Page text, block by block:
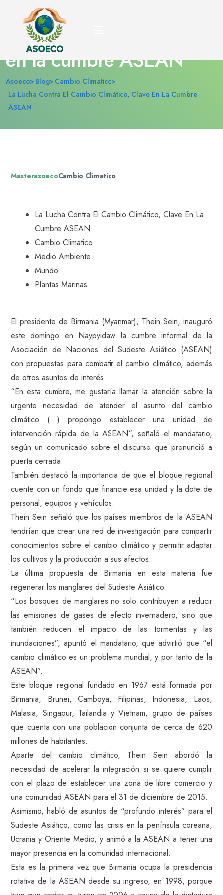
La lucha contra el
cambio climático, clave
en la cumbre ASEAN
Asoeco Blog Cambio Climatico
La Lucha Contra El Cambio Climático, Clave En La Cumbre
ASEAN
MasterasoecoCambio Climatico
La Lucha Contra El Cambio Climático, Clave En La
Cumbre ASEAN
Cambio Climatico
Medio Ambiente
Mundo
Plantas Marinas
El presidente de Birmania (Myanmar), Thein Sein, inauguró
este domingo en Naypyidaw la cumbre informal de la
Asociación de Naciones del Sudeste Asiático (ASEAN)
con propuestas para combatir el cambio climático, además
de otros asuntos de interés.
“En esta cumbre, me gustaría llamar la atención sobre la
urgente necesidad de atender el asunto del cambio
climático (…) propongo establecer una unidad de
intervención rápida de la ASEAN“, señaló el mandatario,
según un comunicado sobre el discurso que pronunció a
puerta cerrada.
También destacó la importancia de que el bloque regional
cuente con un fondo que financie esa unidad y la dote de
personal, equipos y vehículos.
Thein Sein señaló que los países miembros de la ASEAN
tendrían que crear una red de investigación para compartir
conocimientos sobre el cambio climático y permitir adaptar
los cultivos y la producción a sus afectos.
La última propuesta de Birmania en esta materia fue
regenerar los manglares del Sudeste Asiático.
“Los bosques de manglares no solo contribuyen a reducir
las emisiones de gases de efecto invernadero, sino que
también reducen el impacto de las tormentas y las
inundaciones”, apuntó el mandatario, que advirtió que “el
cambio climático es un problema mundial, y por tanto de la
ASEAN”.
Este bloque regional fundado en 1967 está formada por
Birmania, Brunei, Camboya, Filipinas, Indonesia, Laos,
Malasia, Singapur, Tailandia y Vietnam, grupo de países
que cuenta con una población conjunta de cerca de 620
millones de habitantes.
Aparte del cambio climático, Thein Sein abordó la
necesidad de acelerar la integración si se quiere cumplir
con el plazo de establecer una zona de libre comercio y
una comunidad ASEAN para el 31 de diciembre de 2015.
Asimismo, habló de asuntos de “profundo interés” para el
Sudeste Asiático, como las crisis en la península coreana,
Ucrania y Oriente Medio, y animó a la ASEAN a tener una
mayor presencia en la comunidad internacional.
Esta es la primera vez que Birmania ocupa la presidencia
rotativa de la ASEAN desde su ingreso, en 1998, porque